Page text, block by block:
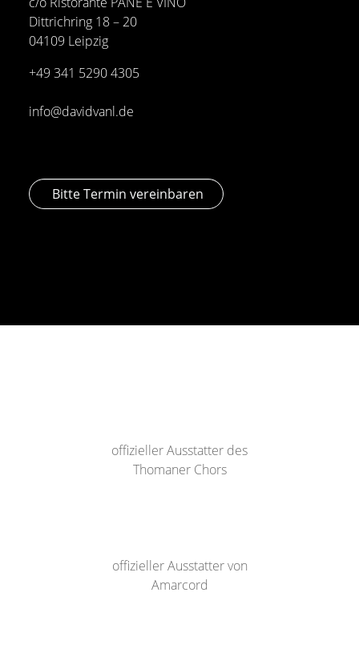
Dittrichring 18 – 20
04109 Leipzig
+49 341 5290 4305
info@davidvanl.de
Bitte Termin vereinbaren
offizieller Ausstatter des
Thomaner Chors
offizieller Ausstatter von
Amarcord